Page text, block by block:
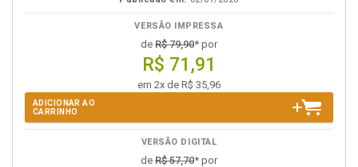
VERSÃO IMPRESSA
de R$ 79,90* por
R$ 71,91
em 2x de R$ 35,96
ADICIONAR AO
CARRINHO
VERSÃO DIGITAL
de R$ 57,70* por